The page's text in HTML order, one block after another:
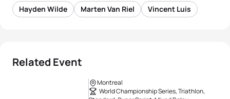
Hayden Wilde Marten Van Riel Vincent Luis
Related Event
Montreal
World Championship Series, Triathlon,